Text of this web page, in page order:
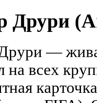
Друри
—
на всех